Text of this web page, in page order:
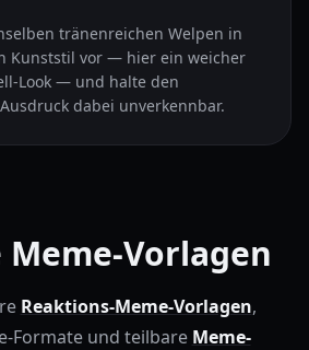
tränenreichen Welpen in
Kunststil vor — hier ein weicher
Look — und halte den
dabei unverkennbar.
Vorlagen
Reaktions-Meme-Vorlagen,
Formate und teilbare Meme-